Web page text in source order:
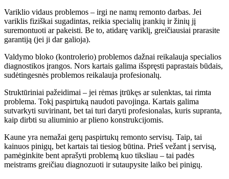
Variklio vidaus problemos – irgi ne namų remonto darbas. Jei
variklis fiziškai sugadintas, reikia specialių įrankių ir žinių jį
suremontuoti ar pakeisti. Be to, atidarę variklį, greičiausiai prarasite
garantiją (jei ji dar galioja).
Valdymo bloko (kontrolerio) problemos dažnai reikalauja specialios
diagnostikos įrangos. Nors kartais galima išspręsti paprastais būdais,
sudėtingesnės problemos reikalauja profesionalų.
Struktūriniai pažeidimai – jei rėmas įtrūkęs ar sulenktas, tai rimta
problema. Tokį paspirtuką naudoti pavojinga. Kartais galima
sutvarkyti suvirinant, bet tai turi daryti profesionalas, kuris supranta,
kaip dirbti su aliuminio ar plieno konstrukcijomis.
Kaune yra nemažai gerų paspirtukų remonto servisų. Taip, tai
kainuos pinigų, bet kartais tai tiesiog būtina. Prieš vežant į servisą,
pamėginkite bent aprašyti problemą kuo tiksliau – tai padės
meistrams greičiau diagnozuoti ir sutaupysite laiko bei pinigų.